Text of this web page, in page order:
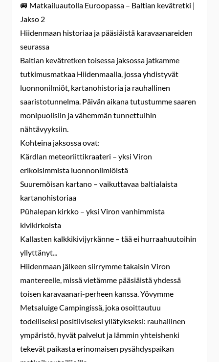
🚐 Matkailuautolla Euroopassa – Baltian kevätretki |
Jakso 2
Hiidenmaan historiaa ja pääsiäistä karavaanareiden
seurassa
Baltian kevätretken toisessa jaksossa jatkamme
tutkimusmatkaa Hiidenmaalla, jossa yhdistyvät
luonnonilmiöt, kartanohistoria ja rauhallinen
saaristotunnelma. Päivän aikana tutustumme saaren
monipuolisiin ja vähemmän tunnettuihin
nähtävyyksiin.
Kohteina jaksossa ovat:
Kärdlan meteoriittikraateri – yksi Viron
erikoisimmista luonnonilmiöistä
Suuremõisan kartano – vaikuttavaa baltialaista
kartanohistoriaa
Pühalepan kirkko – yksi Viron vanhimmista
kivikirkoista
Kallasten kalkkikivijyrkänne – tää ei hurraahuutoihin
yllyttänyt...
Hiidenmaan jälkeen siirrymme takaisin Viron
mantereelle, missä vietämme pääsiäistä yhdessä
toisen karavaanari-perheen kanssa. Yövymme
Metsaluige Campingissä, joka osoittautuu
todelliseksi positiiviseksi yllätykseksi: rauhallinen
ympäristö, hyvät palvelut ja lämmin yhteishenki
tekevät paikasta erinomaisen pysähdyspaikan